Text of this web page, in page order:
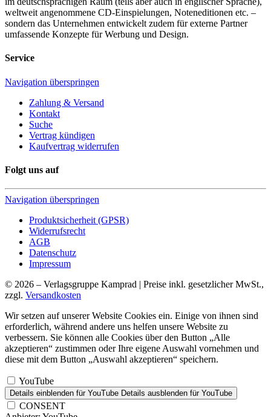
weltweit angenommene CD-Einspielungen, Noteneditionen etc. –
sondern das Unternehmen entwickelt zudem für externe Partner
umfassende Konzepte für Werbung und Design.
Service
Navigation überspringen
Zahlung & Versand
Kontakt
Suche
Vertrag kündigen
Kaufvertrag widerrufen
Folgt uns auf
Navigation überspringen
Produktsicherheit (GPSR)
Widerrufsrecht
AGB
Datenschutz
Impressum
© 2026 – Verlagsgruppe Kamprad | Preise inkl. gesetzlicher MwSt.,
zzgl. Versandkosten
Wir setzen auf unserer Website Cookies ein. Einige von ihnen sind
erforderlich, während andere uns helfen unsere Website zu
verbessern. Sie können alle Cookies über den Button „Alle
akzeptieren“ zustimmen oder Ihre eigene Auswahl vornehmen und
diese mit dem Button „Auswahl akzeptieren“ speichern.
YouTube
Details einblenden für YouTube Details ausblenden für YouTube
CONSENT